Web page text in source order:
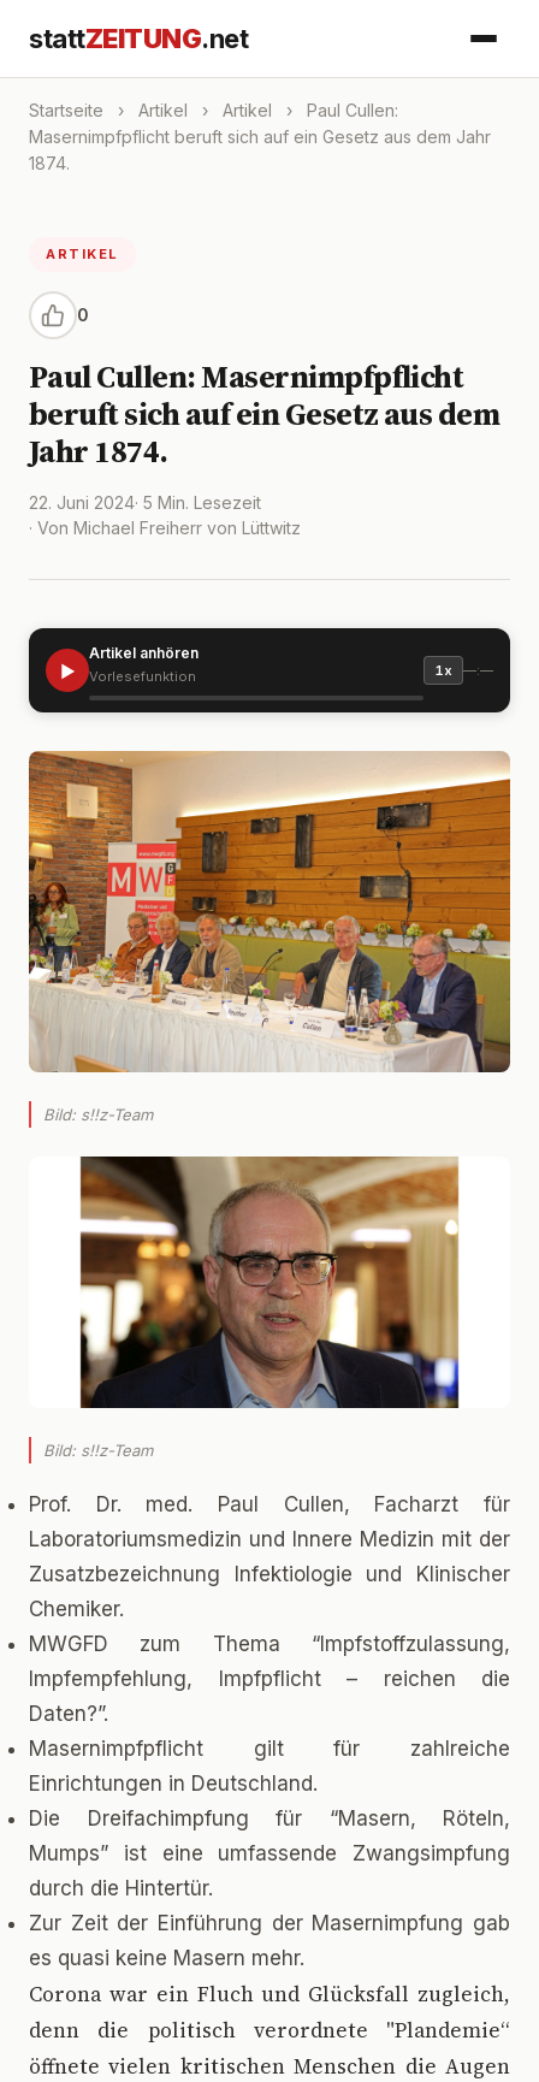
stattZEITUNG.net
Startseite › Artikel › Artikel ›
Paul Cullen:
Masernimpfpflicht beruft sich auf ein Gesetz aus dem Jahr
1874.
ARTIKEL
0
Paul Cullen: Masernimpfpflicht
beruft sich auf ein Gesetz aus dem
Jahr 1874.
22. Juni 2024· 5 Min. Lesezeit
· Von Michael Freiherr von Lüttwitz
▶
Artikel anhören
Vorlesefunktion 1x —:—
Bild: s!!z-Team
Bild: s!!z-Team
Prof. Dr. med. Paul Cullen, Facharzt für
Laboratoriumsmedizin und Innere Medizin mit der
Zusatzbezeichnung Infektiologie und Klinischer
Chemiker.
MWGFD zum Thema “Impfstoffzulassung,
Impfempfehlung, Impfpflicht – reichen die
Daten?”.
Masernimpfpflicht gilt für zahlreiche
Einrichtungen in Deutschland.
Die Dreifachimpfung für “Masern, Röteln,
Mumps” ist eine umfassende Zwangsimpfung
durch die Hintertür.
Zur Zeit der Einführung der Masernimpfung gab
es quasi keine Masern mehr.
Corona war ein Fluch und Glücksfall zugleich,
denn die politisch verordnete "Plandemie“
öffnete vielen kritischen Menschen die Augen